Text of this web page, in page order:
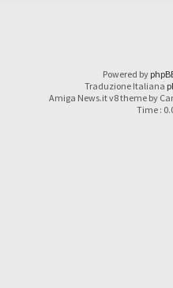
Powered by
Traduzione Italiana
Amiga News.it v8 theme by
Time :